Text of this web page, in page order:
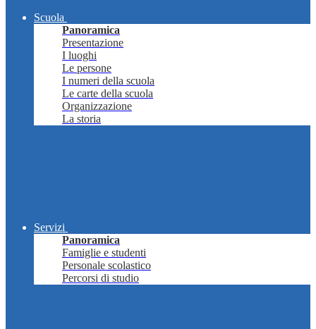
Scuola
Panoramica
Presentazione
I luoghi
Le persone
I numeri della scuola
Le carte della scuola
Organizzazione
La storia
Servizi
Panoramica
Famiglie e studenti
Personale scolastico
Percorsi di studio